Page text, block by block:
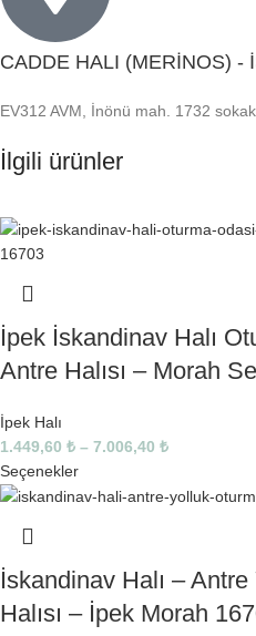
CADDE HALI (MERİNOS) -
EV312 AVM, İnönü mah. 1732
İlgili ürünler
İpek İskandinav Halı
Antre Halısı – Morah
İpek Halı
1.449,60 ₺ – 7.006,40 ₺
Seçenekler
İskandinav Halı –
Halısı – İpek Morah